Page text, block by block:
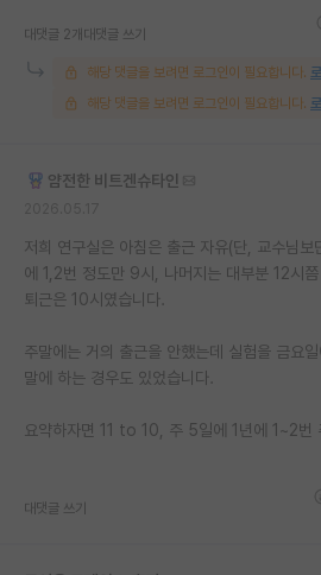
대댓글 2개 대댓글 쓰기
해당 댓글을 보려면 로그인이 필요합니다.
해당 댓글을 보려면 로그인이 필요합니다.
얌전한 비트겐슈타인
저희 연구실은 아침은 출근 자유(단, 교수님보
에 1,2번 정도만 9시, 나머지는 대부분 12시쯤
퇴근은 10시였습니다.
주말에는 거의 출근을 안했는데 실험을 금요
말에 하는 경우도 있었습니다.
요약하자면 11 to 10, 주 5일에 1년에 1~2번
대댓글 쓰기